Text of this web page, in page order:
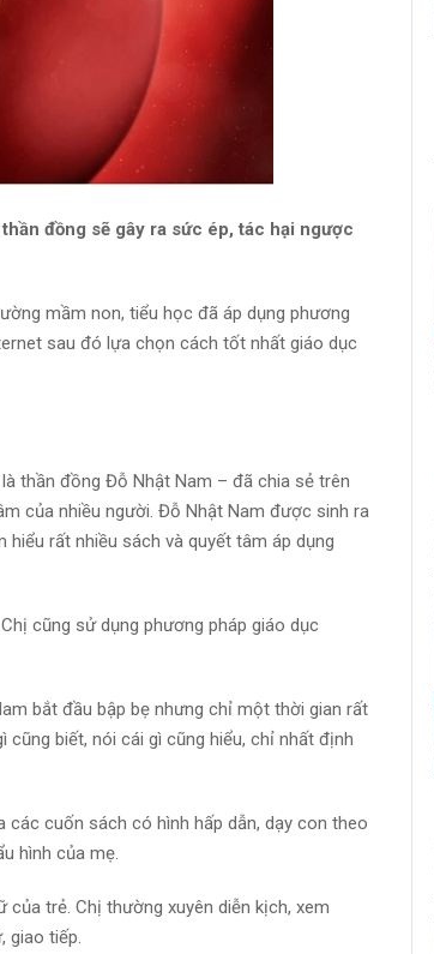
đồng sẽ gây ra sức ép, tác hại ngược
mầm non, tiểu học đã áp dụng phương
sau đó lựa chọn cách tốt nhất giáo dục
thần đồng Đỗ Nhật Nam – đã chia sẻ trên
của nhiều người. Đỗ Nhật Nam được sinh ra
rất nhiều sách và quyết tâm áp dụng
cũng sử dụng phương pháp giáo dục
bắt đầu bập bẹ nhưng chỉ một thời gian rất
cũng biết, nói cái gì cũng hiểu, chỉ nhất định
cuốn sách có hình hấp dẫn, dạy con theo
hình của mẹ.
trẻ. Chị thường xuyên diễn kịch, xem
giao tiếp.